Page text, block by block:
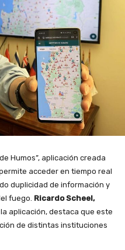
Humos”, aplicación creada
acceder en tiempo real
duplicidad de información y
fuego. Ricardo Scheel,
aplicación, destaca que este
de distintas instituciones